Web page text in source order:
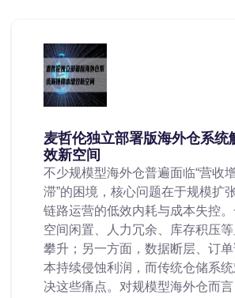
麦哲伦独立部署版海外仓系统
效新空间
不少规模型海外仓普遍面临“营收
滞”的困境，核心问题在于规模扩
链路运营的低效内耗与成本失控
空间闲置、人力冗余、库存积压
攀升；另一方面，数据断层、订
本持续侵蚀利润，而传统仓储系
决这些痛点。对规模型海外仓而